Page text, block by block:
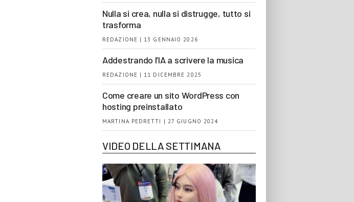
Nulla si crea, nulla si distrugge, tutto si
trasforma
REDAZIONE | 13 GENNAIO 2026
Addestrando l’IA a scrivere la musica
REDAZIONE | 11 DICEMBRE 2025
Come creare un sito WordPress con
hosting preinstallato
MARTINA PEDRETTI | 27 GIUGNO 2024
VIDEO DELLA SETTIMANA